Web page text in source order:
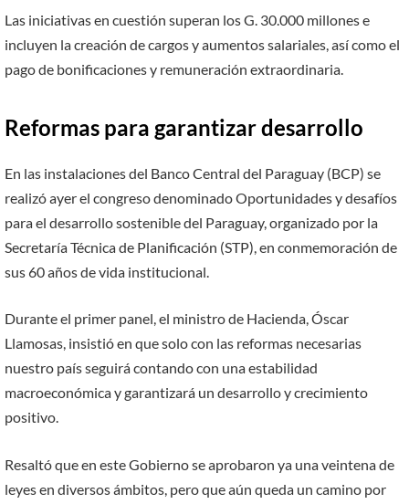
Las iniciativas en cuestión superan los G. 30.000 millones e
incluyen la creación de cargos y aumentos salariales, así como el
pago de bonificaciones y remuneración extraordinaria.
Reformas para garantizar desarrollo
En las instalaciones del Banco Central del Paraguay (BCP) se
realizó ayer el congreso denominado Oportunidades y desafíos
para el desarrollo sostenible del Paraguay, organizado por la
Secretaría Técnica de Planificación (STP), en conmemoración de
sus 60 años de vida institucional.
Durante el primer panel, el ministro de Hacienda, Óscar
Llamosas, insistió en que solo con las reformas necesarias
nuestro país seguirá contando con una estabilidad
macroeconómica y garantizará un desarrollo y crecimiento
positivo.
Resaltó que en este Gobierno se aprobaron ya una veintena de
leyes en diversos ámbitos, pero que aún queda un camino por